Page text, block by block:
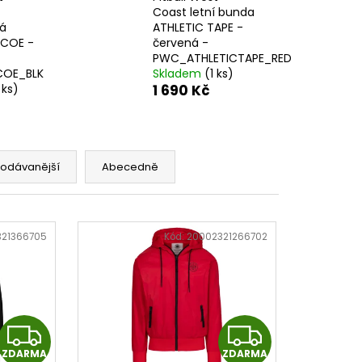
-
ks)
Coast letní bunda
ATHLETIC TAPE -
červená -
PWC_ATHLETICTAPE_RED
Skladem (1 ks)
1 690 Kč
Abecedně
Z
ZDARMA
Z
ZDARMA
Kód:20002321266702
BANDÁŽE 2,5 M -
- PHWR2773